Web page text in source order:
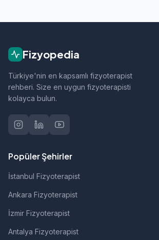
Fizyopedia
Türkiye'nin en kapsamlı fizyoterapist
rehberi. Size en uygun fizyoterapisti
kolayca bulun.
Popüler Şehirler
İstanbul Fizyoterapist
Ankara Fizyoterapist
İzmir Fizyoterapist
Antalya Fizyoterapist